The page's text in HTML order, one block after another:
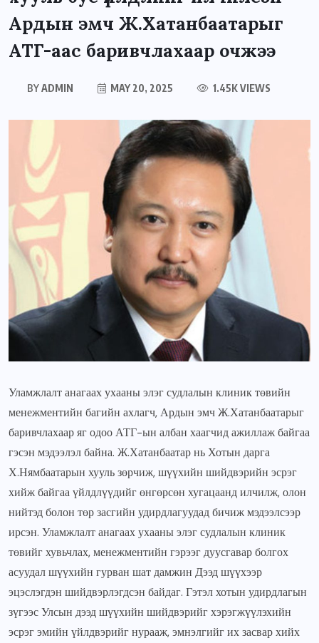
Ардын эмч Ж.Хатанбаатарыг
АТГ-аас баривчлахаар очжээ
BYADMIN MAY 20, 2025 1.45K VIEWS
Уламжлалт анагаах ухааны элэг судлалын клиник төвийн
менежментийн багийн ахлагч, Ардын эмч Ж.Хатанбаатарыг
баривчлахаар яг одоо АТГ-ын албан хаагчид ажиллаж байгаа
гэсэн мэдээлэл байна. Ж.Хатанбаатар нь Хотын дарга
Х.Нямбаатарын хууль зөрчиж, шүүхийн шийдвэрийн эсрэг
хийж байгаа үйлдлүүдийг өнгөрсөн хугацаанд илчилж, олон
нийтэд болон төр засгийн удирдлагуудад бичиж мэдээлсээр
ирсэн. Уламжлалт анагаах ухааны элэг судлалын клиник
төвийг хувьчлах, менежментийн гэрээг дуусгавар болгох
асуудал шүүхийн гурван шат дамжин Дээд шүүхээр
эцэслэгдэн шийдвэрлэгдсэн байдаг. Гэтэл хотын удирдлагын
зүгээс Улсын дээд шүүхийн шийдвэрийг хэрэгжүүлэхийн
эсрэг эмийн үйлдвэрийг нурааж, эмнэлгийг их засвар хийх